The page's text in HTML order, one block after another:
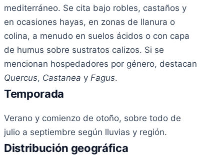
mediterráneo. Se cita bajo robles, castaños y
en ocasiones hayas, en zonas de llanura o
colina, a menudo en suelos ácidos o con capa
de humus sobre sustratos calizos. Si se
mencionan hospedadores por género, destacan
Quercus, Castanea y Fagus.
Temporada
Verano y comienzo de otoño, sobre todo de
julio a septiembre según lluvias y región.
Distribución geográfica